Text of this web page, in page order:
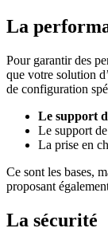
La
Pour garantir des
que votre solution
de configuration
Le support
Le support de
La prise en
Ce sont les bases,
proposant
La sécurité